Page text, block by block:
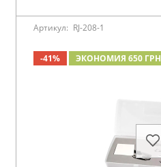
Артикул: RJ-208-1
-41% ЭКОНОМИЯ 650 ГРН